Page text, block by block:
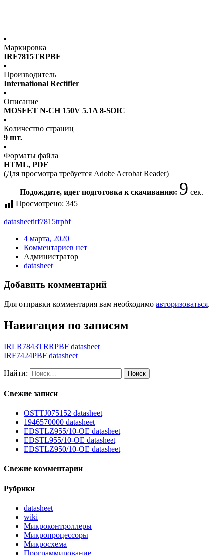
Маркировка
IRF7815TRPBF
Производитель
International Rectifier
Описание
MOSFET N-CH 150V 5.1A 8-SOIC
Количество страниц
9 шт.
Форматы файла
HTML, PDF
(Для просмотра требуется Adobe Acrobat Reader)
Подождите, идет подготовка к скачиванию: 9 сек.
Просмотрено: 345
datasheetirf7815trpbf
4 марта, 2020
Комментариев нет
Администратор
datasheet
Добавить комментарий
Для отправки комментария вам необходимо авторизоваться.
Навигация по записям
IRLR7843TRRPBF datasheet
IRF7424PBF datasheet
Найти:
Свежие записи
OSTTJ075152 datasheet
1946570000 datasheet
EDSTLZ955/10-OE datasheet
EDSTL955/10-OE datasheet
EDSTLZ950/10-OE datasheet
Свежие комментарии
Рубрики
datasheet
wiki
Микроконтроллеры
Микропроцессоры
Микросхема
Программирование